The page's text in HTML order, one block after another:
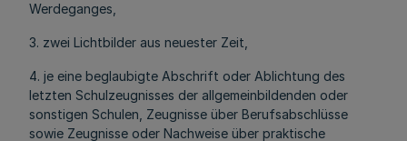
Werdeganges,
3. zwei Lichtbilder aus neuester Zeit,
4. je eine beglaubigte Abschrift oder Ablichtung des
letzten Schulzeugnisses der allgemeinbildenden oder
sonstigen Schulen, Zeugnisse über Berufsabschlüsse
sowie Zeugnisse oder Nachweise über praktische